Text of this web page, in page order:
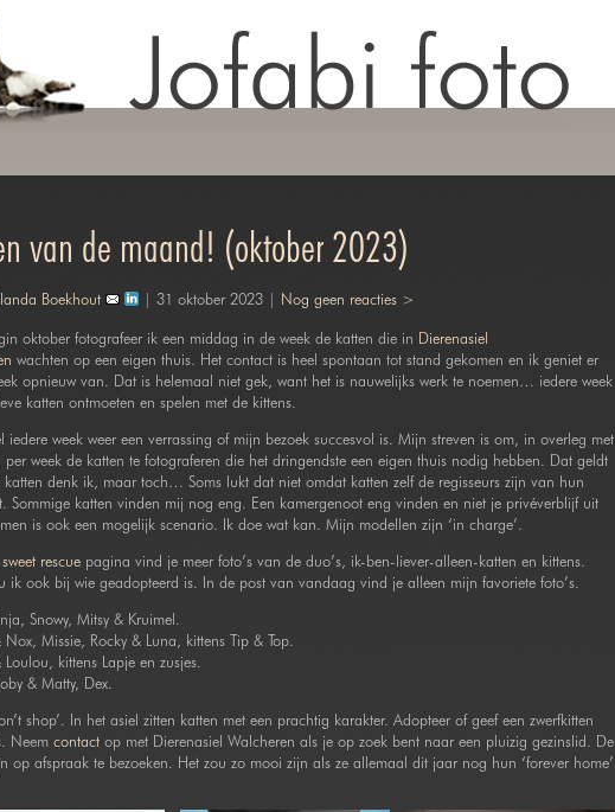
van de maand! (oktober 2023)
Boekhout | 31 oktober 2023 | Nog geen reacties >
oktober fotografeer ik een middag in de week de katten die in Dierenasiel
wachten op een eigen thuis. Het contact is heel spontaan tot stand gekomen en ik geniet er
opnieuw van. Dat is helemaal niet gek, want het is nauwelijks werk te noemen… iedere week
katten ontmoeten en spelen met de kittens.
iedere week weer een verrassing of mijn bezoek succesvol is. Mijn streven is om, in overleg met
per week de katten te fotograferen die het dringendste een eigen thuis nodig hebben. Dat geldt
denk ik, maar toch… Soms lukt dat niet omdat katten zelf de regisseurs zijn van hun
Sommige katten vinden mij nog eng. Een kamergenoot eng vinden en niet je privéverblijf uit
is ook een mogelijk scenario. Ik doe wat kan. Mijn modellen zijn ‘in charge’.
sweet rescuepagina vind je meer foto’s van de duo’s, ik-ben-liever-alleen-katten en kittens.
ik ook bij wie geadopteerd is. In de post van vandaag vind je alleen mijn favoriete foto’s.
Snowy, Mitsy & Kruimel.
Nox, Missie, Rocky & Luna, kittens Tip & Top.
kittens Lapje en zusjes.
& Matty, Dex.
shop’. In het asiel zitten katten met een prachtig karakter. Adopteer of geef een zwerfkitten
Neem contactop met Dierenasiel Walcheren als je op zoek bent naar een pluizig gezinslid. De
op afspraak te bezoeken. Het zou zo mooi zijn als ze allemaal dit jaar nog hun ‘forever home’